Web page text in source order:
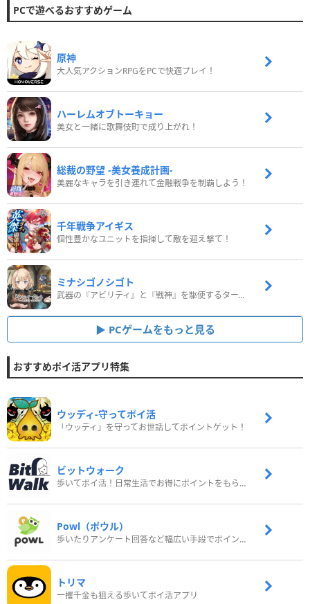
PCで遊べるおすすめゲーム
原神
大人気アクションRPGをPCで快適プレイ！
ハーレムオブトーキョー
美女と一緒に歌舞伎町で成り上がれ！
総裁の野望 -美女養成計画-
美麗なキャラを引き連れて金融戦争を制覇しよう！
千年戦争アイギス
個性豊かなユニットを指揮して敵を迎え撃て！
ミナシゴノシゴト
武器の『アビリティ』と『戦神』を駆使するターン制コマンドバトルRPG！
PCゲームをもっと見る
おすすめポイ活アプリ特集
ウッディ‐守ってポイ活
「ウッディ」を守ってお世話してポイントゲット！
ビットウォーク
歩いてポイ活！日常生活でお得にポイントをもらおう
Powl（ポウル）
歩いたりアンケート回答など幅広い手段でポイントをゲット
トリマ
一攫千金も狙える歩いてポイ活アプリ